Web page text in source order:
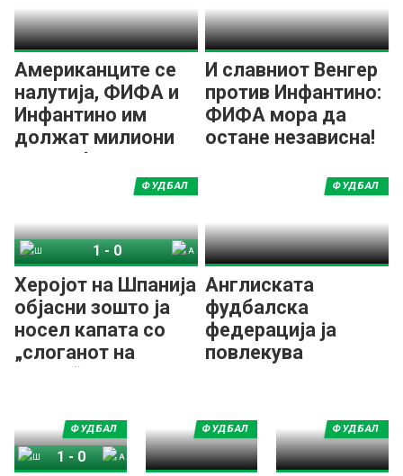
Американците се
налутија, ФИФА и
Инфантино им
должат милиони
долари!
И славниот Венгер
против Инфантино:
ФИФА мора да
остане независна!
Херојот на Шпанија
објасни зошто ја
носел капата со
„слоганот на
Трамп“
ФУДБАЛ
1-0
Англиската
фудбалска
федерација ја
повлекува
ФУДБАЛ
ФУДБАЛ
1 - 0
ФУДБАЛ ФУДБАЛ